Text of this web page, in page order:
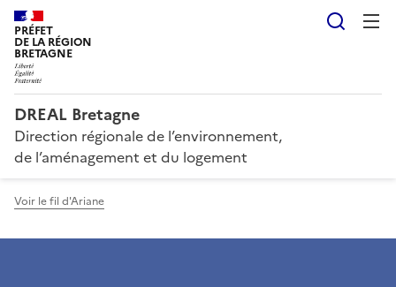
PRÉFET
DE LA RÉGION
BRETAGNE
DREAL Bretagne
Direction régionale de l’environnement,
de l’aménagement et du logement
Voir le fil d'Ariane